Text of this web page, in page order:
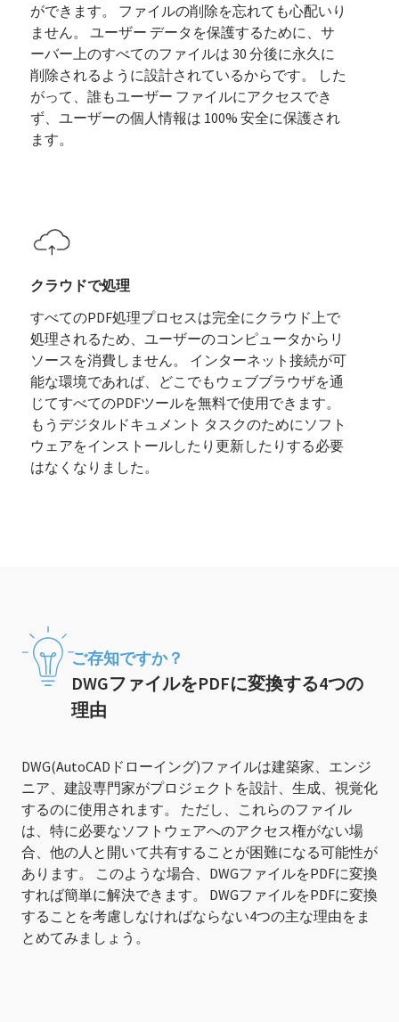
ができます。 ファイルの削除を忘れても心配いり
ません。 ユーザー データを保護するために、サ
ーバー上のすべてのファイルは 30 分後に永久に
削除されるように設計されているからです。 した
がって、誰もユーザー ファイルにアクセスでき
ず、ユーザーの個人情報は 100% 安全に保護され
ます。
クラウドで処理
すべてのPDF処理プロセスは完全にクラウド上で
処理されるため、ユーザーのコンピュータからリ
ソースを消費しません。 インターネット接続が可
能な環境であれば、どこでもウェブブラウザを通
じてすべてのPDFツールを無料で使用できます。
もうデジタルドキュメント タスクのためにソフト
ウェアをインストールしたり更新したりする必要
はなくなりました。
ご存知ですか？
DWGファイルをPDFに変換する4つの
理由
DWG(AutoCADドローイング)ファイルは建築家、エンジ
ニア、建設専門家がプロジェクトを設計、生成、視覚化
するのに使用されます。 ただし、これらのファイル
は、特に必要なソフトウェアへのアクセス権がない場
合、他の人と開いて共有することが困難になる可能性が
あります。 このような場合、DWGファイルをPDFに変換
すれば簡単に解決できます。 DWGファイルをPDFに変換
することを考慮しなければならない4つの主な理由をま
とめてみましょう。